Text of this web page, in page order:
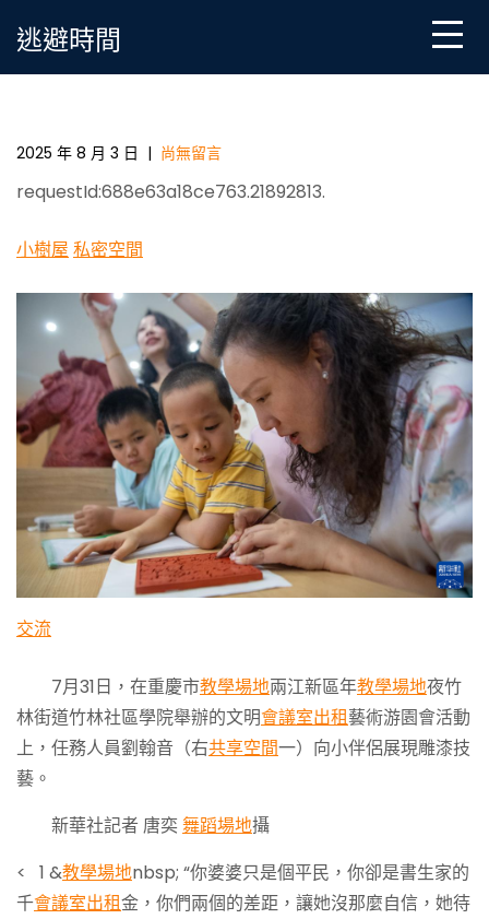
逃避時間
重慶：“社區學到九宮格院”為城市下層管理注進新活氣
2025 年 8 月 3 日 | 尚無留言
requestId:688e63a18ce763.21892813.
小樹屋私密空間
交流
7月31日，在重慶市教學場地兩江新區年教學場地夜竹
林街道竹林社區學院舉辦的文明會議室出租藝術游園會活動
上，任務人員劉翰音（右共享空間一）向小伴侶展現雕漆技
藝。
新華社記者 唐奕舞蹈場地攝
< 1 &教學場地nbsp; “你婆婆只是個平民，你卻是書生家的
千會議室出租金，你們兩個的差距，讓她沒那麼自信，她待